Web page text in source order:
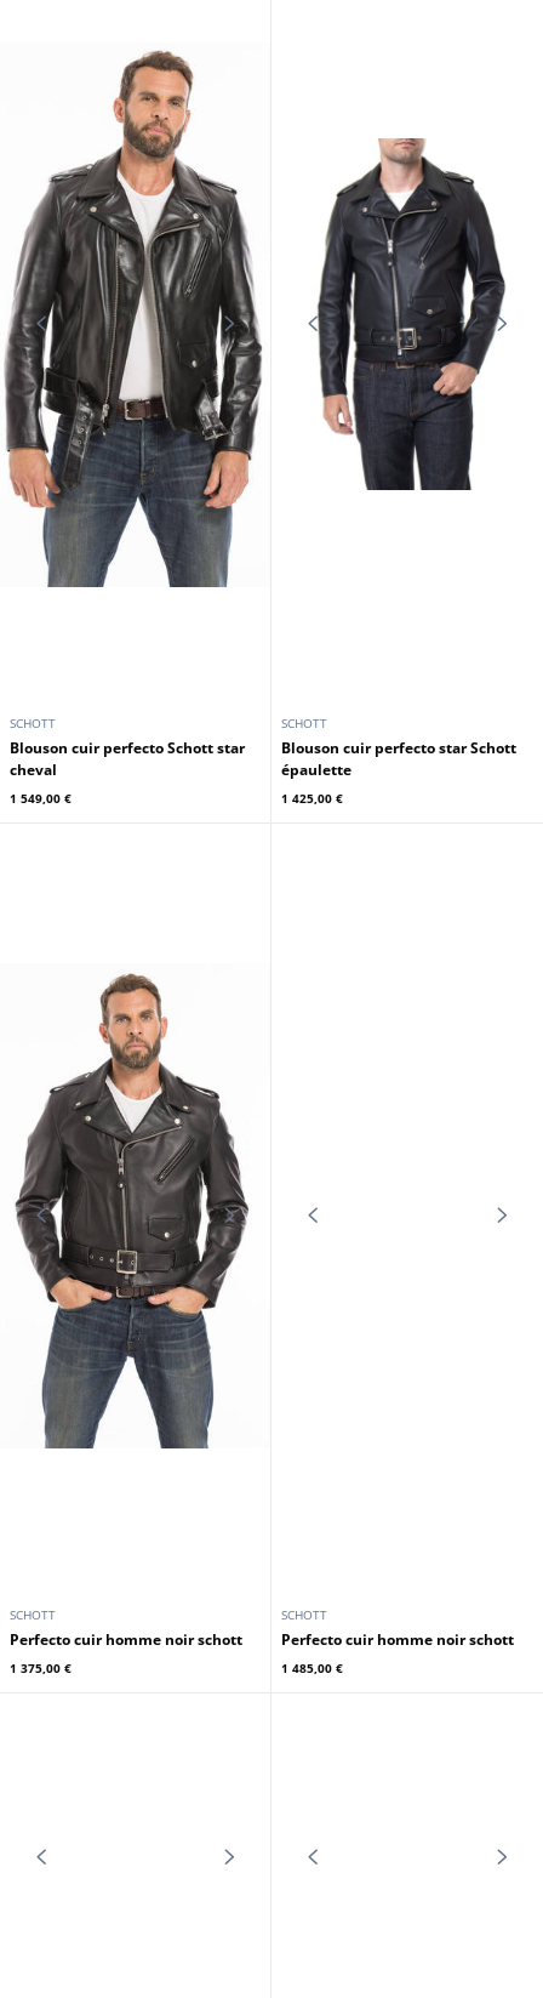
SCHOTT
Blouson cuir perfecto Schott star
cheval
1 549,00 €
SCHOTT
Blouson cuir perfecto star Schott
épaulette
1 425,00 €
SCHOTT
Perfecto cuir homme noir schott
1 375,00 €
SCHOTT
Perfecto cuir homme noir schott
1 485,00 €